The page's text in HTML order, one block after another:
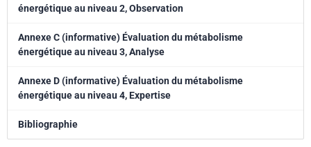
énergétique au niveau 2, Observation
Annexe C (informative) Évaluation du métabolisme
énergétique au niveau 3, Analyse
Annexe D (informative) Évaluation du métabolisme
énergétique au niveau 4, Expertise
Bibliographie